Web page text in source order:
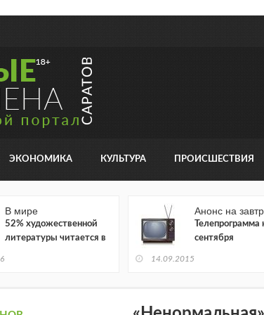
ЭКОНОМИКА КУЛЬТУРА ПРОИСШЕСТВИЯ
В мире
52% художественной
литературы читается в
Анонс на
сентября
14.09.2015